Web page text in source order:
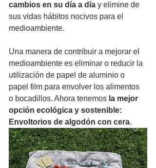
cambios en su día a día y elimine de
sus vidas hábitos nocivos para el
medioambiente.
Una manera de contribuir a mejorar el
medioambiente es eliminar o reducir la
utilización de papel de aluminio o
papel film para envolver los alimentos
o bocadillos. Ahora tenemos la mejor
opción ecológica y sostenible:
Envoltorios de algodón con cera.